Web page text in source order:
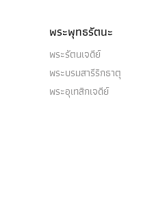
พระพุทธรัตนะ
พระรัตนเจดีย์
พระบรมสารีริกธาตุ
พระอุเทสิกเจดีย์